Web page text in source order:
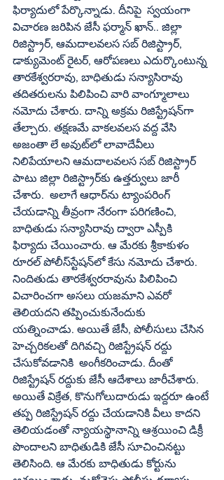
ఫిర్యాదులో పేర్కొన్నాడు. దీనిపై  స్వయంగా
విచారణ జరిపిన జేసీ ఫర్మాన్‌ ఖాన్‌.. జిల్లా
రిజిస్ట్రార్‌, ఆమదాలవలస సబ్‌ రిజిస్ట్రార్‌,
డాక్యుమెంట్‌ రైటర్‌, ఆరోపణలు ఎదుర్కొంటున్న
తారకేశ్వరరావు, బాధితుడు సన్యాసిరావు
తదితరులను పిలిపించి వారి వాంగ్మూలాలు
నమోదు చేశారు. దాన్ని అక్రమ రిజిస్ట్రేషన్‌గా
తేల్చారు. తక్షణమే వాకలవలస వద్ద వేసి
అజంతా లే అవుట్‌లో లావాదేవీలు
నిలిపేయాలని ఆమదాలవలస సబ్‌ రిజిస్ట్రార్‌
పాటు జిల్లా రిజిస్ట్రార్‌కు ఉత్తర్వులు జారీ
చేశారు.  అలాగే ఆధార్‌ను ట్యాంపరింగ్‌
చేయడాన్ని తీవ్రంగా నేరంగా పరిగణించి,
బాధితుడు సన్యాసిరావు ద్వారా ఎస్పీకి
ఫిర్యాదు చేయించారు. ఆ మేరకు శ్రీకాకుళం
రూరల్‌ పోలీస్‌స్టేషన్‌లో కేసు నమోదు చేశారు.
నిందితుడు తారకేశ్వరరావును పిలిపించి
విచారించగా అసలు యజమాని ఎవరో
తెలియదని తప్పించుకునేందుకు
యత్నించాడు. అయితే జేసీ, పోలీసులు చేసిన
హెచ్చరికలతో దిగివచ్చి రిజిస్ట్రేషన్‌ రద్దు
చేసుకోవడానికి  అంగీకరించాడు. దీంతో
రిజిస్ట్రేషన్‌ రద్దుకు జేసీ ఆదేశాలు జారీచేశారు.
అయితే విక్రేత, కొనుగోలుదారుడు ఇద్దరూ ఉంటే
తప్ప రిజిస్ట్రేషన్‌ రద్దు చేయడానికి వీలు కాదని
తెలియడంతో న్యాయస్థానాన్ని ఆశ్రయించి డిక్రీ
పొందాలని బాధితుడికి జేసీ సూచించినట్టు
తెలిసింది. ఆ మేరకు బాధితుడు కోర్టును